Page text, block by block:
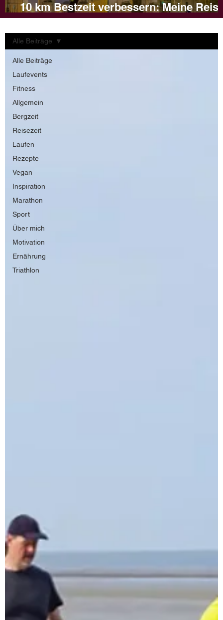
10 km Bestzeit verbessern: Meine
und Tipps für dein Training
Alle Beiträge
Laufevents
Fitness
Allgemein
Bergzeit
Reisezeit
Laufen
Rezepte
Vegan
Inspiration
Marathon
Sport
Über mich
Motivation
Ernährung
Triathlon
Alle Beiträge